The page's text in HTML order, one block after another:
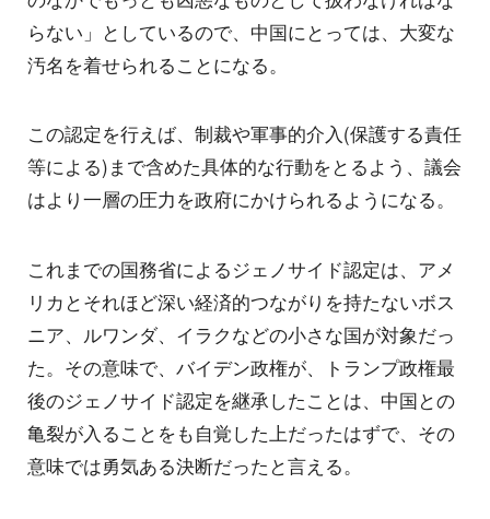
らない」としているので、中国にとっては、大変な
汚名を着せられることになる。
この認定を行えば、制裁や軍事的介入(保護する責任
等による)まで含めた具体的な行動をとるよう、議会
はより一層の圧力を政府にかけられるようになる。
これまでの国務省によるジェノサイド認定は、アメ
リカとそれほど深い経済的つながりを持たないボス
ニア、ルワンダ、イラクなどの小さな国が対象だっ
た。その意味で、バイデン政権が、トランプ政権最
後のジェノサイド認定を継承したことは、中国との
亀裂が入ることをも自覚した上だったはずで、その
意味では勇気ある決断だったと言える。